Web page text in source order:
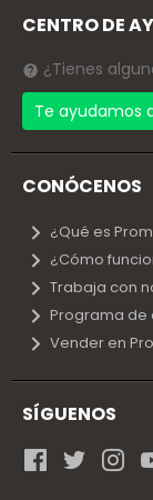
CENTRO DE
¿Tienes
CONÓCENOS
¿Qué es
¿Cómo
Trabaja con
Programa de
Vender en
SÍGUENOS